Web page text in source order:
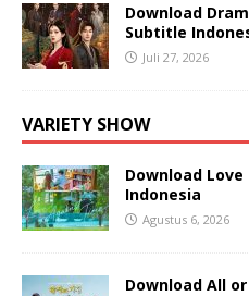
Download
Subtitle
Juli 27, 2026
VARIETY SHOW
Download
Indonesia
Agustus 6, 2026
Download All